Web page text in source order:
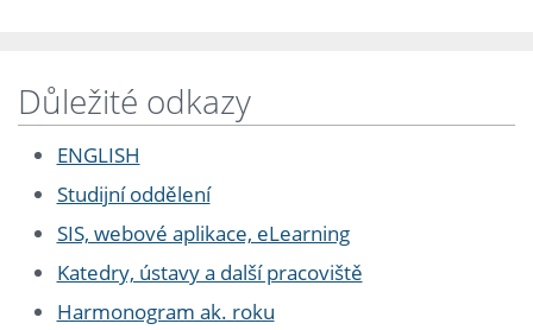
Důležité odkazy
ENGLISH
Studijní oddělení
SIS, webové aplikace, eLearning
Katedry, ústavy a další pracoviště
Harmonogram ak. roku